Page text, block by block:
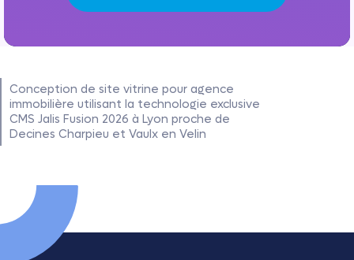
Conception de site vitrine pour agence
immobilière utilisant la technologie exclusive
CMS Jalis Fusion 2026 à Lyon proche de
Decines Charpieu et Vaulx en Velin